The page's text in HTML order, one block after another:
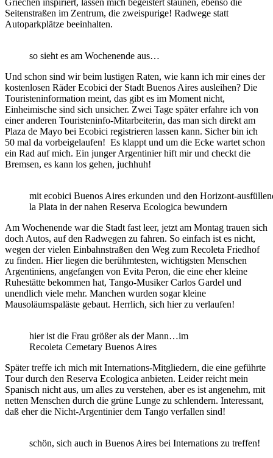
Griechen inspiriert, lassen mich begeistert staunen, ebenso die
Seitenstraßen im Zentrum, die zweispurige! Radwege statt
Autoparkplätze beeinhalten.
so sieht es am Wochenende aus…
Und schon sind wir beim lustigen Raten, wie kann ich mir eines der
kostenlosen Räder Ecobici der Stadt Buenos Aires ausleihen? Die
Touristeninformation meint, das gibt es im Moment nicht,
Einheimische sind sich unsicher. Zwei Tage später erfahre ich von
einer anderen Touristeninfo-Mitarbeiterin, das man sich direkt am
Plaza de Mayo bei Ecobici registrieren lassen kann. Sicher bin ich
50 mal da vorbeigelaufen! Es klappt und um die Ecke wartet schon
ein Rad auf mich. Ein junger Argentinier hift mir und checkt die
Bremsen, es kann los gehen, juchhuh!
mit ecobici Buenos Aires erkunden und den Horizont-
la Plata in der nahen Reserva Ecologica bewundern
Am Wochenende war die Stadt fast leer, jetzt am Montag trauen sich
doch Autos, auf den Radwegen zu fahren. So einfach ist es nicht,
wegen der vielen Einbahnstraßen den Weg zum Recoleta Friedhof
zu finden. Hier liegen die berühmtesten, wichtigsten Menschen
Argentiniens, angefangen von Evita Peron, die eine eher kleine
Ruhestätte bekommen hat, Tango-Musiker Carlos Gardel und
unendlich viele mehr. Manchen wurden sogar kleine
Mausoläumspaläste gebaut. Herrlich, sich hier zu verlaufen!
hier ist die Frau größer als der Mann…im
Recoleta Cemetary Buenos Aires
Später treffe ich mich mit Internations-Mitgliedern, die eine geführte
Tour durch den Reserva Ecologica anbieten. Leider reicht mein
Spanisch nicht aus, um alles zu verstehen, aber es ist angenehm, mit
netten Menschen durch die grüne Lunge zu schlendern. Interessant,
daß eher die Nicht-Argentinier dem Tango verfallen sind!
schön, sich auch in Buenos Aires bei Internations zu treffen!